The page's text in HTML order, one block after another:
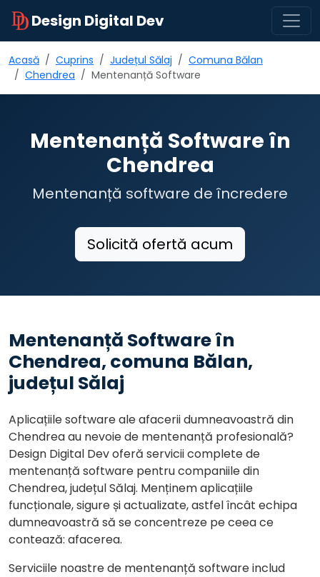
Design Digital Dev
Acasă Cuprins Județul Sălaj
Comuna Bălan
Chendrea
Mentenanță Software
Mentenanță Software în
Chendrea
Mentenanță software de încredere
Solicită ofertă acum
Mentenanță Software în
Chendrea, comuna Bălan,
județul Sălaj
Aplicațiile software ale afacerii dumneavoastră din
Chendrea au nevoie de mentenanță profesională?
Design Digital Dev oferă servicii complete de
mentenanță software pentru companiile din
Chendrea, județul Sălaj. Menținem aplicațiile
funcționale, sigure și actualizate, astfel încât echipa
dumneavoastră să se concentreze pe ceea ce
contează: afacerea.
Serviciile noastre de mentenanță software includ